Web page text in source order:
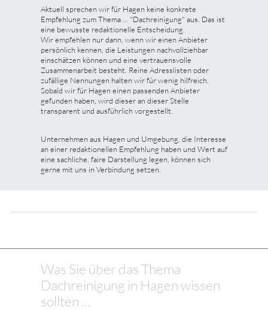
Aktuell sprechen wir für Hagen keine konkrete
Empfehlung zum Thema ... "Dachreinigung" aus. Das ist
eine bewusste redaktionelle Entscheidung.
Wir empfehlen nur dann, wenn wir einen Anbieter
persönlich kennen, die Leistungen nachvollziehbar
einschätzen können und eine vertrauensvolle
Zusammenarbeit besteht. Reine Adresslisten oder
zufällige Nennungen halten wir für wenig hilfreich.
Sobald wir für Hagen einen passenden Anbieter
gefunden haben, wird dieser an dieser Stelle
transparent und ausführlich vorgestellt.
Unternehmen aus Hagen und Umgebung, die Interesse
an einer redaktionellen Empfehlung haben und Wert auf
eine sachliche, faire Darstellung legen, können sich
gerne mit uns in Verbindung setzen.
Was Sie über das Thema
Dachreinigung in Hagen wissen
sollten ...